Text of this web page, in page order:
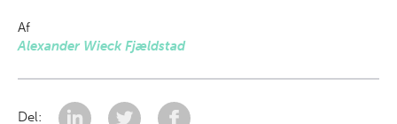
Af
Alexander Wieck Fjældstad
Del: